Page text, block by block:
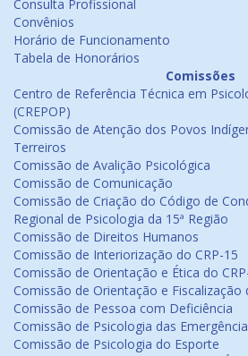
Consulta Profissional
Convênios
Horário de Funcionamento
Tabela de Honorários
Comissões
Centro de Referência Técnica em
(CREPOP)
Comissão de Atenção dos Povos
Terreiros
Comissão de Avalição Psicológica
Comissão de Comunicação
Comissão de Criação do Código de
Regional de Psicologia da 15ª Região
Comissão de Direitos Humanos
Comissão de Interiorização do CRP-15
Comissão de Orientação e Ética do
Comissão de Orientação e Fiscalização
Comissão de Pessoa com Deficiência
Comissão de Psicologia das
Comissão de Psicologia do Esporte